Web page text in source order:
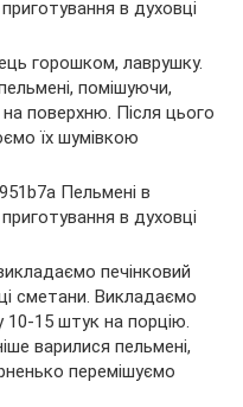
горошком, лаврушку.
помішуючи,
поверхню. Після цього
їх шумівкою
печінковий
сметани. Викладаємо
10-15 штук на порцію.
варилися пельмені,
перемішуємо